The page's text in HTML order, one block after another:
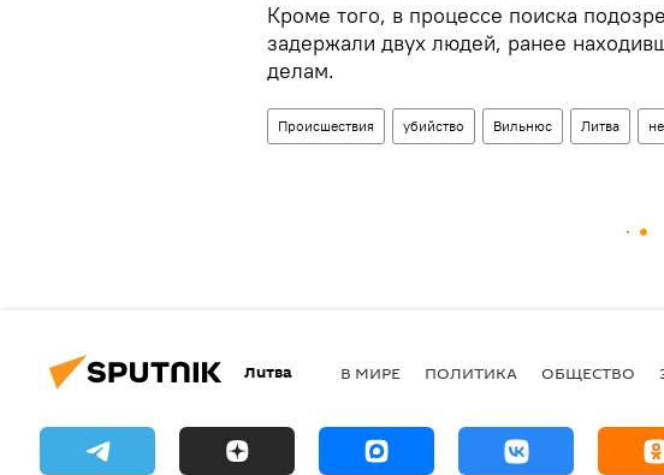
Кроме того, в процессе поиска
задержали двух людей, ранее
делам.
Происшествия убийство Вильнюс Литва
Литва В МИРЕ ПОЛИТИКА ОБЩЕСТВО